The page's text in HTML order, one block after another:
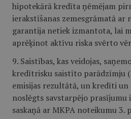
hipotekārā kredīta ņēmējam
ierakstīšanas zemesgrāmatā ar
garantija netiek izmantota, lai
aprēķinot aktīvu riska svērto
9. Saistības, kas veidojas,
kredītrisku saistīto parādzīmju (
emisijas rezultātā, un kredīti
noslēgts savstarpējo prasījumu
saskaņā ar MKPA noteikumu